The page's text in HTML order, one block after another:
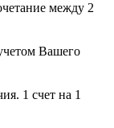
между 2
Вашего
1 счет на 1